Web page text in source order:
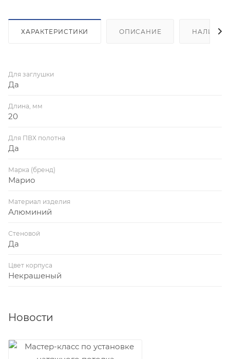
ХАРАКТЕРИСТИКИ ОПИСАНИЕ НАЛИЧИЕ
Для заглушки
Да
Длина, мм
20
Для ПВХ полотна
Да
Марка (бренд)
Марио
Материал изделия
Алюминий
Стеновой
Да
Цвет корпуса
Некрашеный
Новости